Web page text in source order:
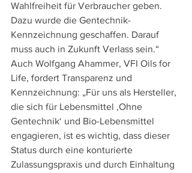
Wahlfreiheit für Verbraucher geben.
Dazu wurde die Gentechnik-
Kennzeichnung geschaffen. Darauf
muss auch in Zukunft Verlass sein.“
Auch Wolfgang Ahammer, VFI Oils for
Life, fordert Transparenz und
Kennzeichnung: „Für uns als Hersteller,
die sich für Lebensmittel ,Ohne
Gentechnik‘ und Bio-Lebensmittel
engagieren, ist es wichtig, dass dieser
Status durch eine konturierte
Zulassungspraxis und durch Einhaltung